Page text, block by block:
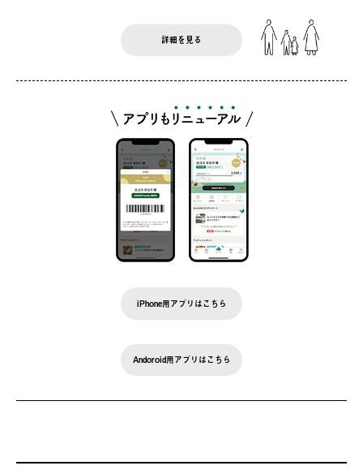
詳細を見る
iPhone用アプリはこちら
Andoroid用アプリはこちら